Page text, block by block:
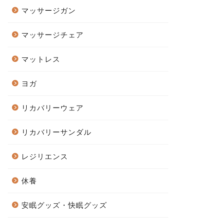
マッサージガン
マッサージチェア
マットレス
ヨガ
リカバリーウェア
リカバリーサンダル
レジリエンス
休養
安眠グッズ・快眠グッズ